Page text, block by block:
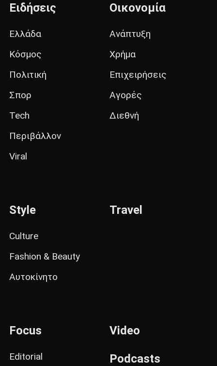
Ειδήσεις
Ελλάδα
Κόσμος
Πολιτική
Σπορ
Tech
Περιβάλλον
Viral
Οικονομία
Ανάπτυξη
Χρήμα
Επιχειρήσεις
Αγορές
Διεθνή
Style
Culture
Fashion & Beauty
Αυτοκίνητο
Travel
Focus
Editorial
Video
Podcasts